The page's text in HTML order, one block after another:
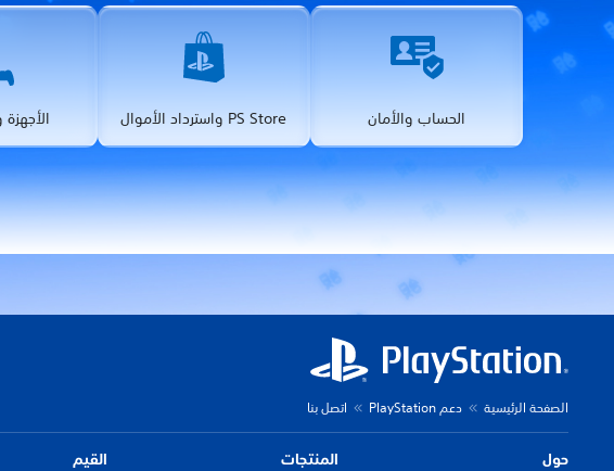
الحساب والأمان PS Store واسترداد الأموال
الصفحة الرئيسية دعم PlayStation اتصل بنا
حول المنتجات القيم